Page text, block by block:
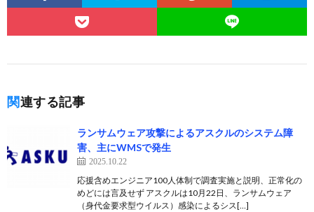
関連する記事
ランサムウェア攻撃によるアスクルのシステム障
害、主にWMSで発生
2025.10.22
応援含めエンジニア100人体制で調査実施と説明、正常化の
めどには言及せず アスクルは10月22日、ランサムウェア
（身代金要求型ウイルス）感染によるシス[…]